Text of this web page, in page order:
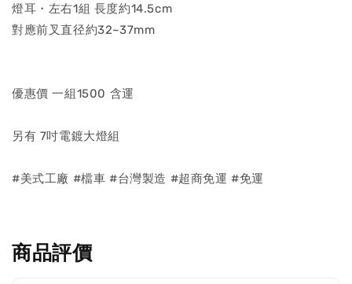
燈耳・左右1組 長度約14.5cm
對應前叉直径約32~37mm
優惠價 一組1500 含運
另有 7吋電鍍大燈組
#美式工廠 #檔車 #台灣製造 #超商免運 #免運
商品評價